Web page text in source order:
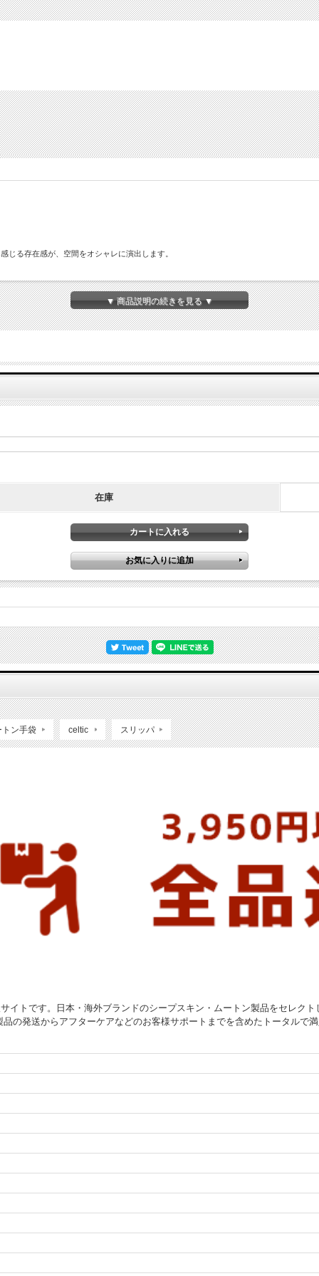
じる存在感が、空間をオシャレに演出します。
雰囲気。 新しいインテリアスタイルを提案します。
▼ 商品説明の続きを見る ▼
在庫
トン手袋 celtic スリッパ
イトです。日本・海外ブランドのシープスキン・ムートン製品をセレク
の発送からアフターケアなどのお客様サポートまでを含めたトータルで